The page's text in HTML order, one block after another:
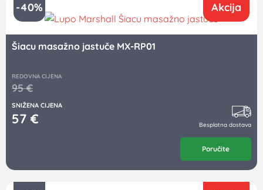
-40% Akcija
Šiacu masažno jastuče MX-RP01
REDOVNA CIJENA
95€
SNIŽENA CIJENA
57 € Besplatna dostava
Poručite